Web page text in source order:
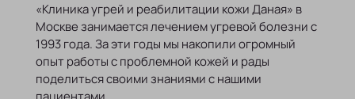
«Клиника угрей и реабилитации кожи Даная» в
Москве занимается лечением угревой болезни с
1993 года. За эти годы мы накопили огромный
опыт работы с проблемной кожей и рады
поделиться своими знаниями с нашими